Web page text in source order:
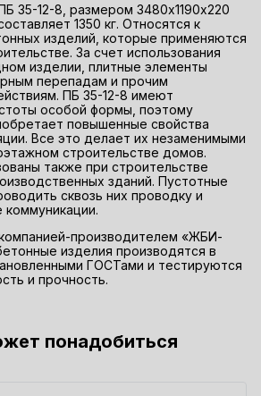
35-12-8, размером 3480х1190х220
1350 кг. Относятся к
изделий, которые применяются
За счет использования
изделии, плитные элементы
перепадам и прочим
ПБ 35-12-8 имеют
особой формы, поэтому
повышенные свойства
Все это делает их незаменимыми
строительстве домов.
также при строительстве
зданий. Пустотные
сквозь них проводку и
производителем «ЖБИ-
изделия производятся в
ГОСТами и тестируются
и прочность.
понадобиться